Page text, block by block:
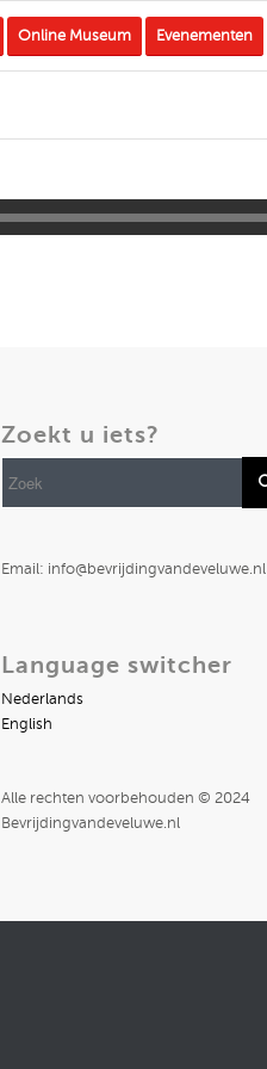
Online Museum Evenementen
Zoekt u iets?
Email: info@bevrijdingvandeveluwe.nl
Language switcher
Nederlands
English
Alle rechten voorbehouden © 2024
Bevrijdingvandeveluwe.nl